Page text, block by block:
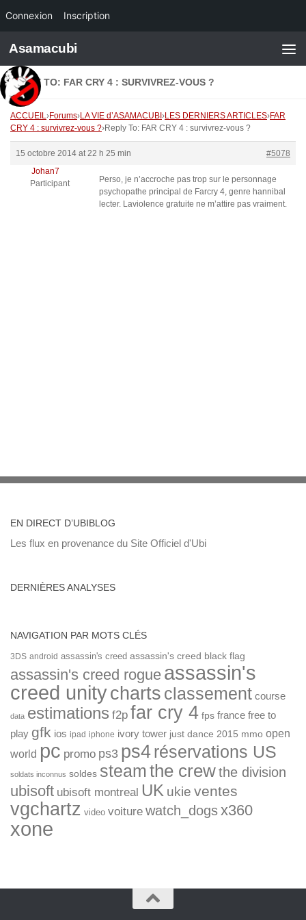
Connexion Inscription
Skip to content
Asamacubi
REPLY TO: FAR CRY 4 : SURVIVREZ-VOUS ?
ACCUEIL›Forums›LA VIE d’ASAMACUBI ›LES DERNIERS ARTICLES›FAR
CRY 4 : survivrez-vous ?›Reply To: FAR CRY 4 : survivrez-vous ?
15 octobre 2014 at 22 h 25 min
#5078
Johan7
Participant
Perso, je n’accroche pas trop sur le personnage
psychopathe principal de Farcry 4, genre hannibal
lecter. Laviolence gratuite ne m’attire pas vraiment.
EN DIRECT D’UBIBLOG
Les flux en provenance du Site Officiel d'Ubi
DERNIÈRES ANALYSES
NAVIGATION PAR MOTS CLÉS
3DS android assassin's creed assassin's creed black flag
assassin's creed rogue assassin's
creed unitycharts classement course
data estimations f2p far cry 4 fps france free to
play gfk ios ipad iphone ivory tower just dance 2015 mmo open
world pc promo ps3 ps4réservations US
soldats inconnus soldes steamthe crewthe division
ubisoft ubisoft montreal UK ukie ventes
vgchartz video voiture watch_dogsx360
xone